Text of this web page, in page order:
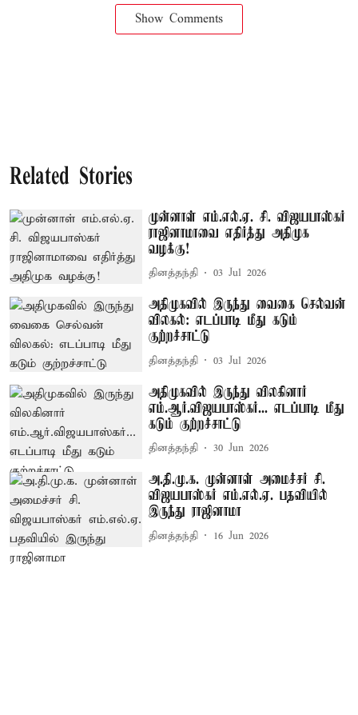
Show Comments
Related Stories
முன்னாள் எம்.எல்.ஏ. சி. விஜயபாஸ்கர்
ராஜினாமாவை எதிர்த்து அதிமுக
வழக்கு!
தினத்தந்தி 03 Jul 2026
அதிமுகவில் இருந்து வைகை செல்வன்
விலகல்: எடப்பாடி மீது கடும்
குற்றச்சாட்டு
தினத்தந்தி 03 Jul 2026
அதிமுகவில் இருந்து விலகினார்
எம்.ஆர்.விஜயபாஸ்கர்... எடப்பாடி மீது
கடும் குற்றச்சாட்டு
தினத்தந்தி 30 Jun 2026
அ.தி.மு.க. முன்னாள் அமைச்சர் சி.
விஜயபாஸ்கர் எம்.எல்.ஏ. பதவியில்
இருந்து ராஜினாமா
தினத்தந்தி 16 Jun 2026